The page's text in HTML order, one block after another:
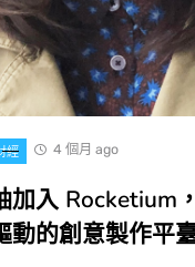
經 4 個月 ago
加入 Rocketium
動的創意製作平